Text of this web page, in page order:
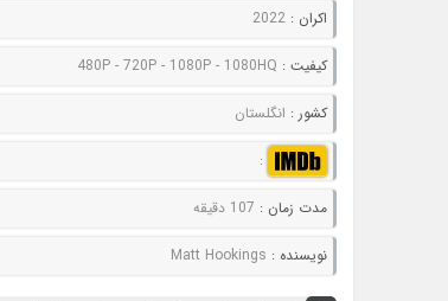
اکران :2022
کيفيت : 480P - 720P - 1080P - 1080HQ
کشور : انگلستان
:
مدت زمان : 107 دقیقه
نويسنده : Matt Hookings